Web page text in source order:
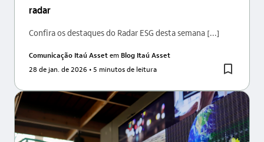
radar
Confira os destaques do Radar ESG desta semana [...]
Comunicação Itaú Assetem Blog Itaú Asset
28 de jan. de 2026 • 5 minutos de leitura